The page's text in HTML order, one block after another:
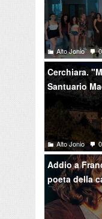
Alto Jonio 0
Cerchiara.
Santuario
Alto Jonio 0
Addio a
poeta della